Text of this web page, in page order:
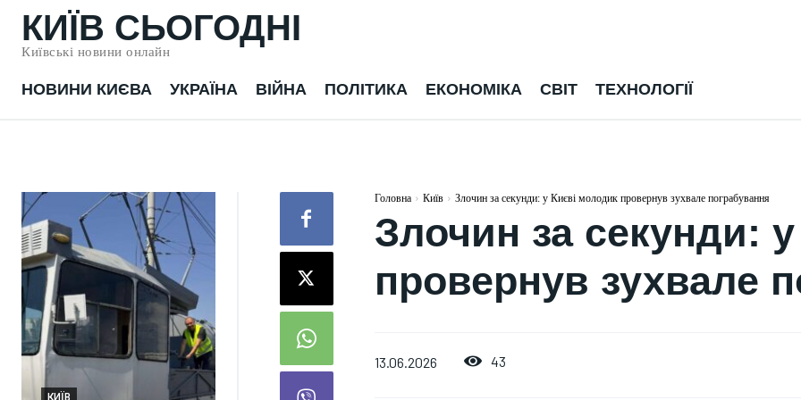
КИЇВ СЬОГОДНІ
Київські новини онлайн
НОВИНИ КИЄВА УКРАЇНА ВІЙНА ПОЛІТИКА ЕКОНОМІКА СВІТ ТЕХНОЛОГІЇ
КИЇВ
ПОЛІТИКА
Головна Київ Злочин за секунди: у Києві молодик провернув зухвале пограбування
Злочин за секунди:
провернув зухвале
13.06.2026 43